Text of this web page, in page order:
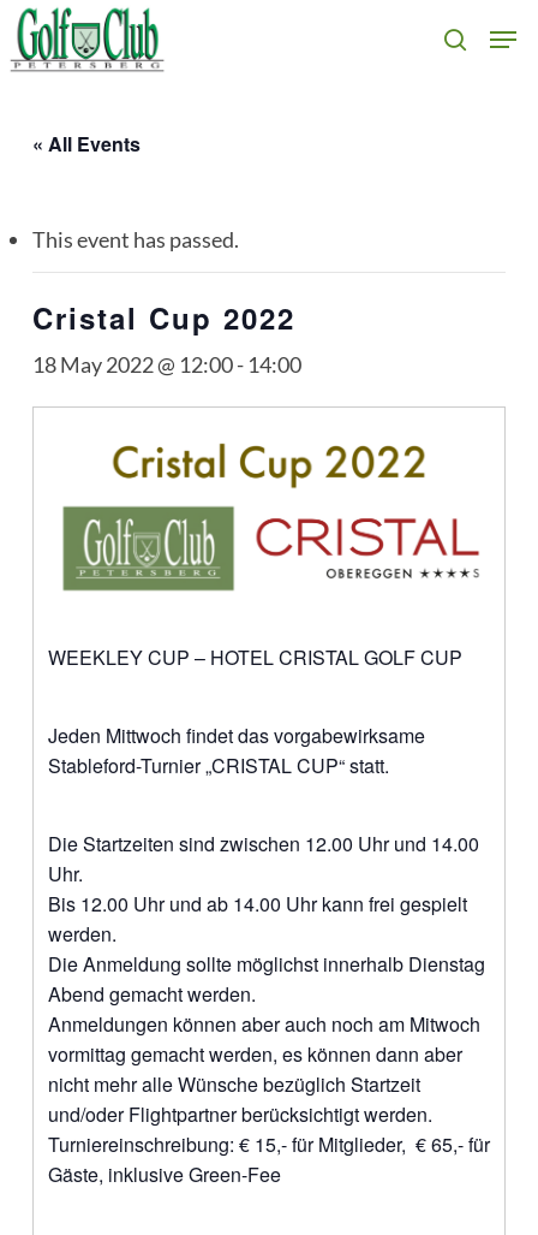
Skip
to
search
« All Events
This event has passed.
Cristal Cup 2022
18 May 2022 @ 12:00- 14:00
WEEKLEY CUP – HOTEL CRISTAL GOLF CUP
Jeden Mittwoch findet das vorgabewirksame
Stableford-Turnier „CRISTAL CUP“ statt.
Die Startzeiten sind zwischen 12.00 Uhr und 14.00
Uhr.
Bis 12.00 Uhr und ab 14.00 Uhr kann frei gespielt
werden.
Die Anmeldung sollte möglichst innerhalb Dienstag
Abend gemacht werden.
Anmeldungen können aber auch noch am Mitwoch
vormittag gemacht werden, es können dann aber
nicht mehr alle Wünsche bezüglich Startzeit
und/oder Flightpartner berücksichtigt werden.
Turniereinschreibung: € 15,- für Mitglieder, € 65,- für
Gäste, inklusive Green-Fee